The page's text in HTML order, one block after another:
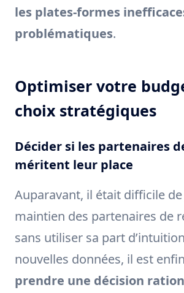
les plates-formes
problématiques.
Optimiser votre
choix stratégiques
Décider si les partenaires
méritent leur place
Auparavant, il était difficile
maintien des partenaires de
sans utiliser sa part
nouvelles données, il est
prendre une décision